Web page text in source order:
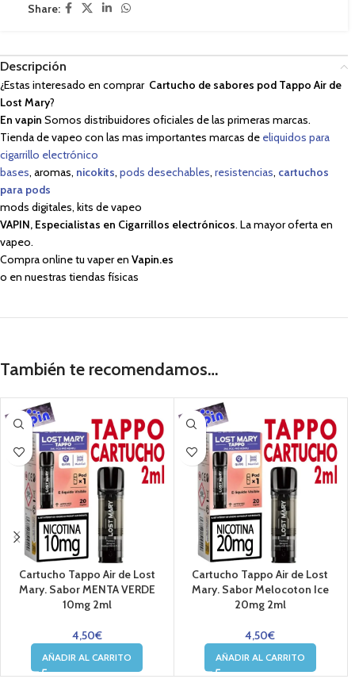
Share:
Descripción
¿Estas interesado en comprar Cartucho de sabores pod Tappo Air de
Lost Mary?
En vapin Somos distribuidores oficiales de las primeras marcas.
Tienda de vapeo con las mas importantes marcas de eliquidos para
cigarrillo electrónico
bases, aromas, nicokits, pods desechables, resistencias, cartuchos
para pods
mods digitales, kits de vapeo
VAPIN, Especialistas en Cigarrillos electrónicos. La mayor oferta en
vapeo.
Compra online tu vaper en Vapin.es
o en nuestras tiendas físicas
También te recomendamos…
Cartucho Tappo Air de Lost
Mary. Sabor MENTA VERDE
10mg 2ml
4,50€
AÑADIR AL CARRITO
Cartucho Tappo Air de Lost
Mary. Sabor Melocoton Ice
20mg 2ml
4,50€
AÑADIR AL CARRITO